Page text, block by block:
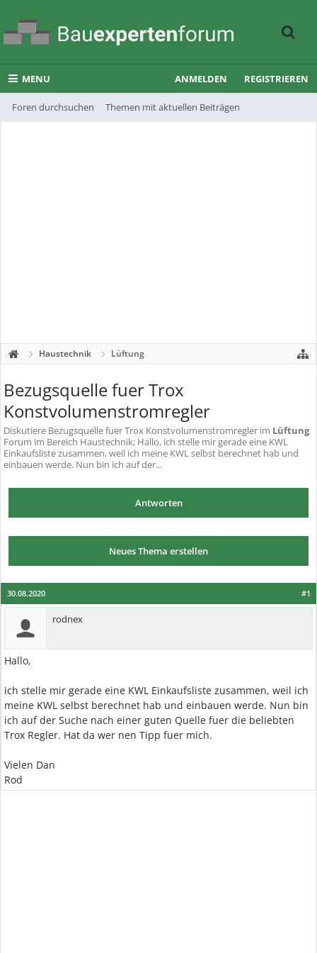
MENU
Foren durchsuchen Themen mit aktuellen Beiträgen
ANMELDEN REGISTRIEREN
Haustechnik Lüftung
Bezugsquelle fuer Trox
Konstvolumenstromregler
Diskutiere Bezugsquelle fuer Trox Konstvolumenstromregler im Lüftung
Forum im Bereich Haustechnik; Hallo, ich stelle mir gerade eine KWL
Einkaufsliste zusammen, weil ich meine KWL selbst berechnet hab und
einbauen werde. Nun bin ich auf der...
Antworten
Neues Thema erstellen
#1
30.08.2020
rodnex
Hallo,
ich stelle mir gerade eine KWL Einkaufsliste zusammen, weil ich
meine KWL selbst berechnet hab und einbauen werde. Nun bin
ich auf der Suche nach einer guten Quelle fuer die beliebten
Trox Regler. Hat da wer nen Tipp fuer mich.
Vielen Dan
Rod